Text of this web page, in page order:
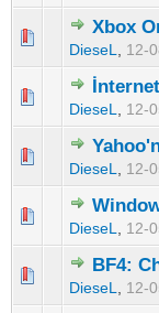
Xbox
DieseL 12-
5 üzerinden
DieseL 12-
5 üzerinden
DieseL 12-
5 üzerinden
DieseL 12-
5 üzerinden
BF4:
DieseL 12-
5 üzerinden